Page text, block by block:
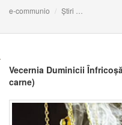
e-communio Știri
Vecernia Duminicii
carne)